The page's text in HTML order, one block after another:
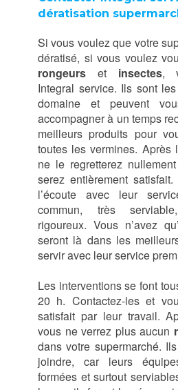
dératisation
Si vous voulez que votre
dératisé, si vous voulez
rongeurs et insectes,
Integral service. Ils sont
domaine et peuvent
accompagner à un temps
meilleurs produits pour
toutes les vermines. Après
ne le regretterez
serez entièrement
l’écoute avec leur
commun, très
rigoureux. Vous n’avez
seront là dans les
servir avec leur service
Les interventions se font
20 h. Contactez-les et
satisfait par leur travail.
vous ne verrez plus aucun
dans votre supermarché.
joindre, car leurs
formées et surtout